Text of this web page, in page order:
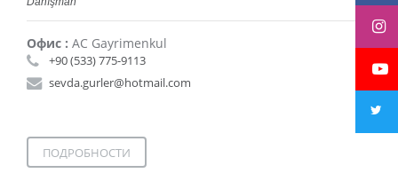
Офис : AC Gayrimenkul
+90 (533) 775-9113
sevda.gurler@hotmail.com
ПОДРОБНОСТИ